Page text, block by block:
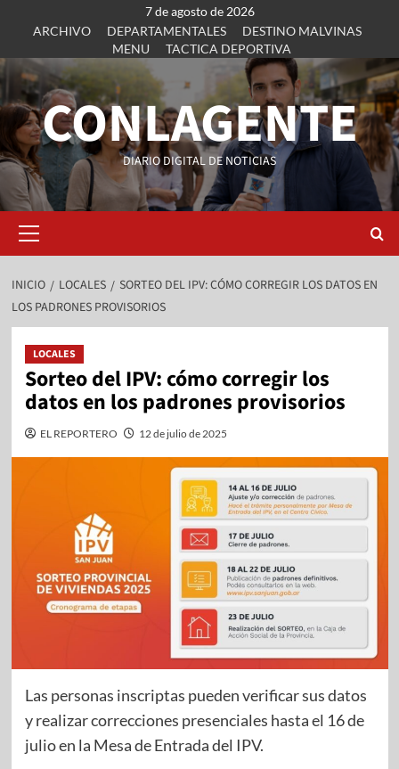
7 de agosto de 2026
ARCHIVO
DEPARTAMENTALES
DESTINO MALVINAS
MENU
TACTICA DEPORTIVA
CONLAGENTE
DIARIO DIGITAL DE NOTICIAS
INICIO LOCALES
SORTEO DEL IPV: CÓMO CORREGIR LOS DATOS EN
LOS PADRONES PROVISORIOS
LOCALES
Sorteo del IPV: cómo corregir los
datos en los padrones provisorios
EL REPORTERO 12 de julio de 2025
Las personas inscriptas pueden verificar sus datos
y realizar correcciones presenciales hasta el 16 de
julio en la Mesa de Entrada del IPV.